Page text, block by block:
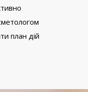
план дій